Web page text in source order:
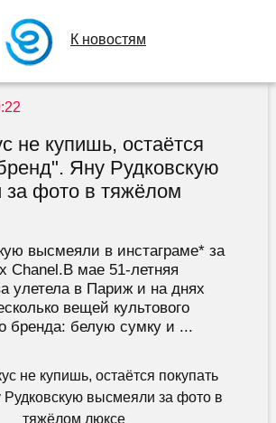
К новостям
не купишь, остаётся
Яну Рудковскую
фото в тяжёлом
высмеяли в инстаграме* за
Chanel.В мае 51-летняя
улетела в Париж и на днях
вещей культового
бренда: белую сумку и ...